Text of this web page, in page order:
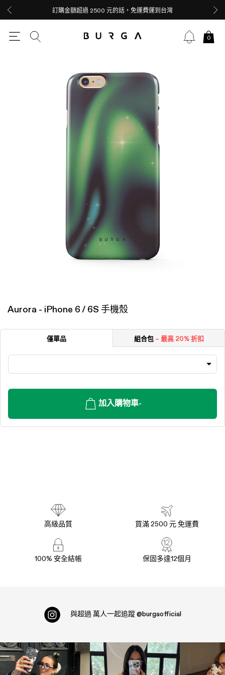
訂購金額超過 2500 元的話，免運費運到台灣
0
Aurora - iPhone 6 / 6S 手機殼
僅單品 組合包 – 最高 20% 折扣
加入購物車-
高級品質 買滿 2500 元 免運費
100% 安全結帳 保固多達12個月
與超過 萬人一起追蹤 @burgaofficial